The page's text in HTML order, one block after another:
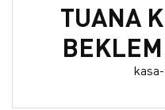
TUANA